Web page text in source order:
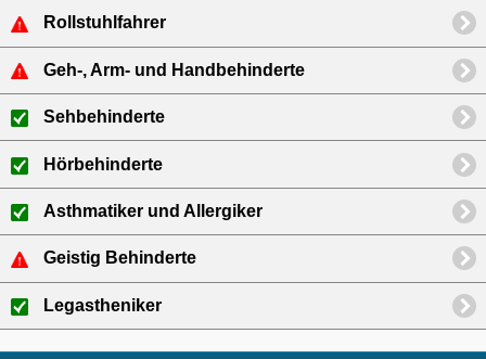
Rollstuhlfahrer
Geh-, Arm- und Handbehinderte
Sehbehinderte
Hörbehinderte
Asthmatiker und Allergiker
Geistig Behinderte
Legastheniker